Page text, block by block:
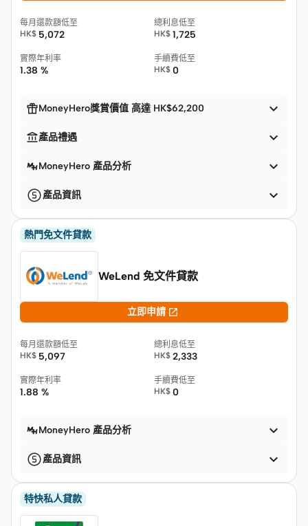
每月還款額低至
HK$ 5,072
總利息低至
HK$ 1,725
實際年利率
1.38 %
手續費低至
HK$ 0
MoneyHero獎賞價值 高達 HK$62,200 
產品禮遇 
MoneyHero 產品分析 
產品資訊 
熱門免文件貸款
WeLend 免文件貸款
立即申請 
每月還款額低至
HK$ 5,097
總利息低至
HK$ 2,333
實際年利率
1.88 %
手續費低至
HK$ 0
MoneyHero 產品分析 
產品資訊 
特快私人貸款